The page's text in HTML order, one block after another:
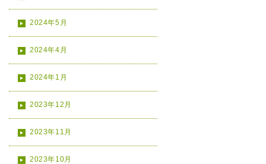
2024年5月
2024年4月
2024年1月
2023年12月
2023年11月
2023年10月